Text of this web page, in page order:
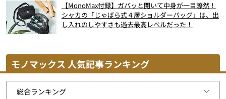
【MonoMax付録】ガバッと開いて中身が一目瞭然！
シャカの「じゃばら式４層ショルダーバッグ」は、出
し入れのしやすさも過去最高レベルだった！
モノマックス 人気記事ランキング